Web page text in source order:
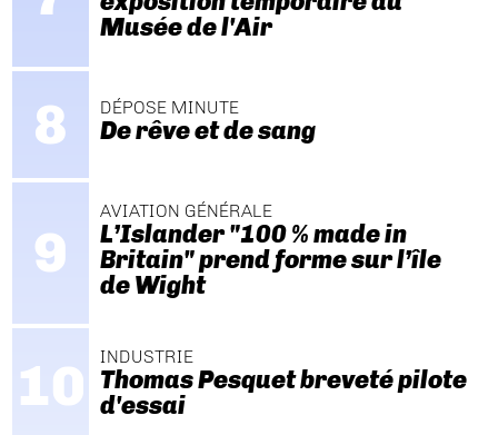
Musée de l'Air
DÉPOSE MINUTE
De rêve et de sang
AVIATION GÉNÉRALE
L’Islander "100 % made in
Britain" prend forme sur l’île
de Wight
INDUSTRIE
Thomas Pesquet breveté pilote
d'essai